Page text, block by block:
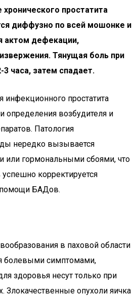
простатита
диффузно по всей мошонке и
актом дефекации,
Тянущая боль при
часа, затем спадает.
инфекционного простатита
определения возбудителя и
Патология
нередко вызывается
или гормональными сбоями, что
корректируется
БАДов.
в паховой области
болевыми симптомами,
здоровья несут только при
Злокачественные опухоли яичка